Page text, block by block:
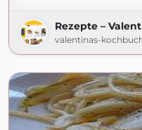
Rezepte –
valentinas-